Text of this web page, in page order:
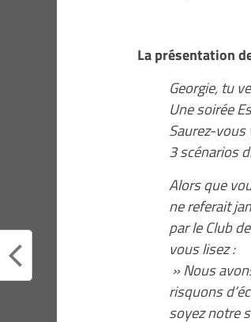
La présentation
Georgie, tu
Une soirée
Saurez-vous
3 scénarios
Alors que
ne referait
par le Club
vous lisez :
» Nous
risquons
soyez notre